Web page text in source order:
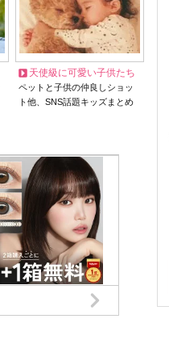
天使級に可愛い子供たち
ペットと子供の仲良しショッ
ト他、SNS話題キッズまとめ